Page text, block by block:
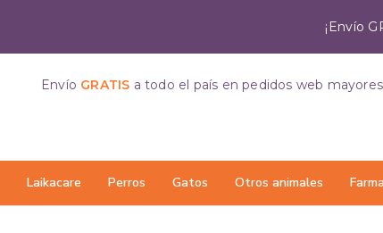
¡Envío
Laikacare Perros Gatos Otros animales
Envío GRATIS a todo el país en pedidos web